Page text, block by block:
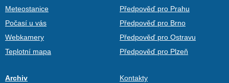
Meteostanice
Počasí u vás
Webkamery
Teplotní mapa
Předpověď pro Prahu
Předpověď pro Brno
Předpověď pro Ostravu
Předpověď pro Plzeň
Archiv
Kontakty